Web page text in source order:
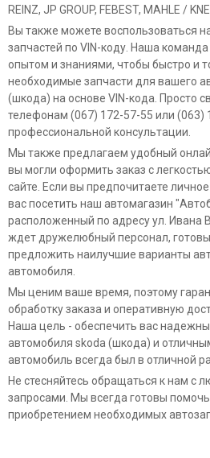
REINZ, JP GROUP, FEBEST, MAHLE /
Вы также можете воспользоваться
запчастей по VIN-коду. Наша
опытом и знаниями, чтобы быстро и
необходимые запчасти для вашего
(шкода) на основе VIN-кода. Просто
телефонам (067) 172-57-55 или (063)
профессиональной консультации.
Мы также предлагаем удобный
вы могли оформить заказ с
сайте. Если вы предпочитаете
вас посетить наш автомагазин
расположенный по адресу ул. Ивана
ждет дружелюбный персонал,
предложить наилучшие варианты
автомобиля.
Мы ценим ваше время, поэтому
обработку заказа и оперативную
Наша цель - обеспечить вас
автомобиля skoda (шкода) и
автомобиль всегда был в отличной
Не стесняйтесь обращаться к нам с
запросами. Мы всегда готовы
приобретением необходимых